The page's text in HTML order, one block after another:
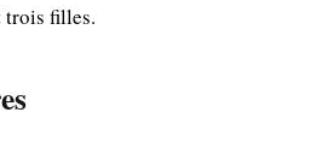
trois filles.